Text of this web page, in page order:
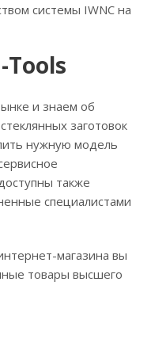
системы IWNC на
Tools
и знаем об
заготовок
нужную модель
также
специалистами
магазина вы
товары высшего